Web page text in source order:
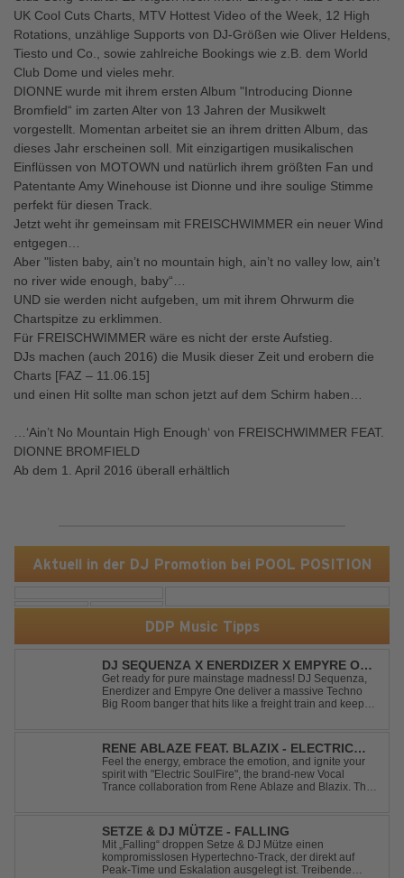
Aktuell in der DJ Promotion bei POOL POSITION
DDP Music Tipps
DJ SEQUENZA X ENERDIZER X EMPYRE ONE
- UNTIL THE MORNING LIGHT
Get ready for pure mainstage madness! DJ Sequenza,
Enerdizer and Empyre One deliver a massive Techno
Big Room banger that hits like a freight train and keeps
and an unstoppable festival...
RENE ABLAZE FEAT. BLAZIX - ELECTRIC
SOULFIRE
Feel the energy, embrace the emotion, and ignite your
spirit with "Electric SoulFire", the brand-new Vocal
Trance collaboration from Rene Ablaze and Blazix. This
Uplifting Vocal Trance me...
SETZE & DJ MÜTZE - FALLING
Mit „Falling“ droppen Setze & DJ Mütze einen
kompromisslosen Hypertechno-Track, der direkt auf
Peak-Time und Eskalation ausgelegt ist. Treibende
UK Cool Cuts Charts, MTV Hottest Video of the Week, 12 High
Rotations, unzählige Supports von DJ-Größen wie Oliver Heldens,
Tiesto und Co., sowie zahlreiche Bookings wie z.B. dem World
Club Dome und vieles mehr.
DIONNE wurde mit ihrem ersten Album "Introducing Dionne
Bromfield“ im zarten Alter von 13 Jahren der Musikwelt
vorgestellt. Momentan arbeitet sie an ihrem dritten Album, das
dieses Jahr erscheinen soll. Mit einzigartigen musikalischen
Einflüssen von MOTOWN und natürlich ihrem größten Fan und
Patentante Amy Winehouse ist Dionne und ihre soulige Stimme
perfekt für diesen Track.
Jetzt weht ihr gemeinsam mit FREISCHWIMMER ein neuer Wind
entgegen…
Aber "listen baby, ain’t no mountain high, ain’t no valley low, ain’t
no river wide enough, baby“…
UND sie werden nicht aufgeben, um mit ihrem Ohrwurm die
Chartspitze zu erklimmen.
Für FREISCHWIMMER wäre es nicht der erste Aufstieg.
DJs machen (auch 2016) die Musik dieser Zeit und erobern die
Charts [FAZ – 11.06.15]
und einen Hit sollte man schon jetzt auf dem Schirm haben…
…‘Ain’t No Mountain High Enough‘ von FREISCHWIMMER FEAT.
DIONNE BROMFIELD
Ab dem 1. April 2016 überall erhältlich